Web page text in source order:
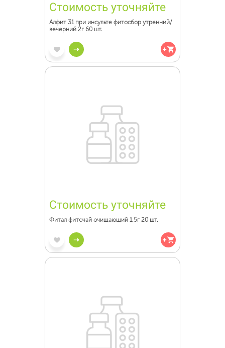
Стоимость уточняйте
Алфит 31 при инсульте фитосбор утренний/
вечерний 2г 60 шт.
Стоимость уточняйте
Фитал фиточай очищающий 1,5г 20 шт.